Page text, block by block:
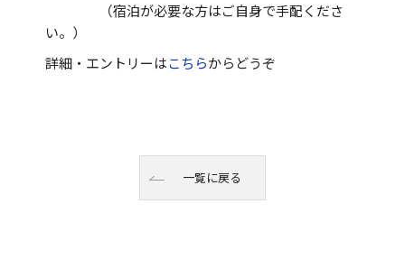
（宿泊が必要な方はご自身で手配くださ
い。）
詳細・エントリーはこちらからどうぞ
一覧に戻る